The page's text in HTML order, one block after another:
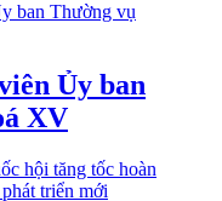
Ủy ban
XV